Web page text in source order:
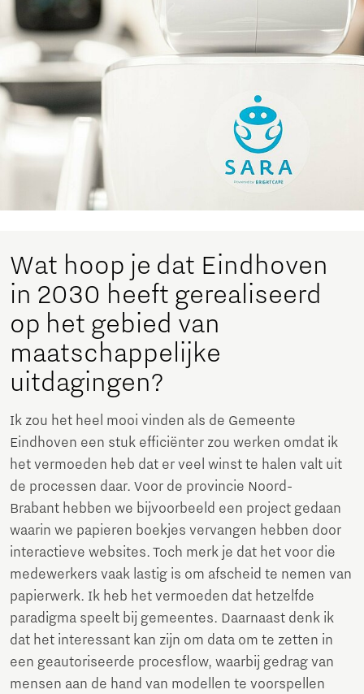
Wat hoop je dat Eindhoven
in 2030 heeft gerealiseerd
op het gebied van
maatschappelijke
uitdagingen?
Ik zou het heel mooi vinden als de Gemeente
Eindhoven een stuk efficiënter zou werken omdat ik
het vermoeden heb dat er veel winst te halen valt uit
de processen daar. Voor de provincie Noord-
Brabant hebben we bijvoorbeeld een project gedaan
waarin we papieren boekjes vervangen hebben door
interactieve websites. Toch merk je dat het voor die
medewerkers vaak lastig is om afscheid te nemen van
papierwerk. Ik heb het vermoeden dat hetzelfde
paradigma speelt bij gemeentes. Daarnaast denk ik
dat het interessant kan zijn om data om te zetten in
een geautoriseerde procesflow, waarbij gedrag van
mensen aan de hand van modellen te voorspellen